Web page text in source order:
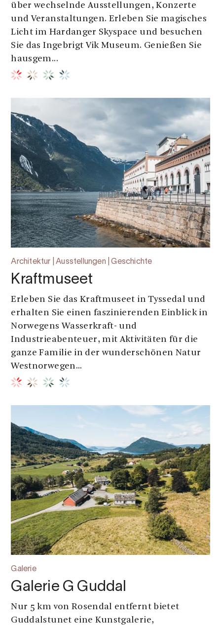
über wechselnde Ausstellungen, Konzerte
und Veranstaltungen. Erleben Sie magisches
Licht im Hardanger Skyspace und besuchen
Sie das Ingebrigt Vik Museum. Genießen Sie
hausgem...
Architektur | Ausstellungen | Geschichte
Kraftmuseet
Erleben Sie das Kraftmuseet in Tyssedal und
erhalten Sie einen faszinierenden Einblick in
Norwegens Wasserkraft- und
Industrieabenteuer, mit Aktivitäten für die
ganze Familie in der wunderschönen Natur
Westnorwegen...
Galerie
Galerie G Guddal
Nur 5 km von Rosendal entfernt bietet
Guddalstunet eine Kunstgalerie,